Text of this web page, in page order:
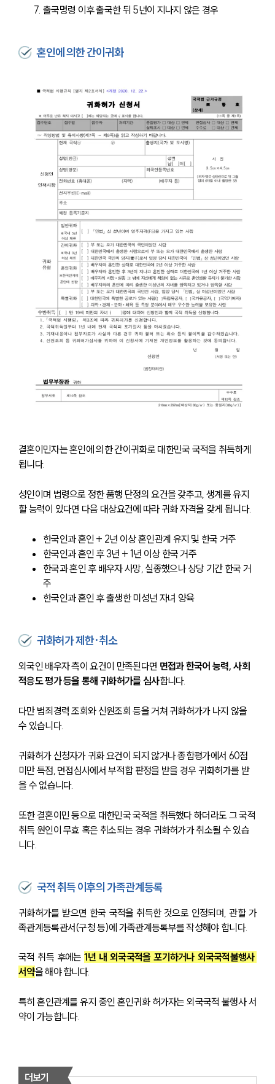
구성원 소개
해외이민전문변호사
소식/자료
언론보도
공지사항
법률 블로그
법률서식
뉴스레터/브로슈어
세미나
대륜법률상담예약
대륜법률상담예약
출국명령 이후 출국한 뒤 5년이 지나지 않은 경우
혼인에 의한 간이귀화
결혼이민자는 혼인에 의한 간이귀화로 대한민국 국적을 취득하게
됩니다.
성인이며 법령으로 정한 품행 단정의 요건을 갖추고, 생계를 유지
할 능력이 있다면 다음 대상요건에 따라 귀화 자격을 갖게 됩니다.
한국인과 혼인 + 2년 이상 혼인관계 유지 및 한국 거주
한국인과 혼인 후 3년 + 1년 이상 한국 거주
한국과 혼인 후 배우자 사망, 실종했으나 상당 기간 한국 거
주
한국인과 혼인 후 출생한 미성년 자녀 양육
귀화허가 제한·취소
외국인 배우자 측이 요건이 만족된다면 면접과 한국어 능력, 사회
적응도 평가 등을 통해 귀화허가를 심사합니다.
다만 범죄경력 조회와 신원조회 등을 거쳐 귀화허가가 나지 않을
수 있습니다.
귀화허가 신청자가 귀화 요건이 되지 않거나 종합평가에서 60점
미만 득점, 면접심사에서 부적합 판정을 받을 경우 귀화허가를 받
을 수 없습니다.
또한 결혼이민 등으로 대한민국 국적을 취득했다 하더라도 그 국적
취득 원인이 무효 혹은 취소되는 경우 귀화허가가 취소될 수 있습
니다.
국적 취득 이후의 가족관계등록
귀화허가를 받으면 한국 국적을 취득한 것으로 인정되며, 관할 가
족관계등록관서(구청 등)에 가족관계등록부를 작성해야 합니다.
국적 취득 후에는 1년 내 외국국적을 포기하거나 외국국적불행사
서약을 해야 합니다.
특히 혼인관계를 유지 중인 혼인귀화 허가자는 외국국적 불행사 서
약이 가능합니다.
더보기